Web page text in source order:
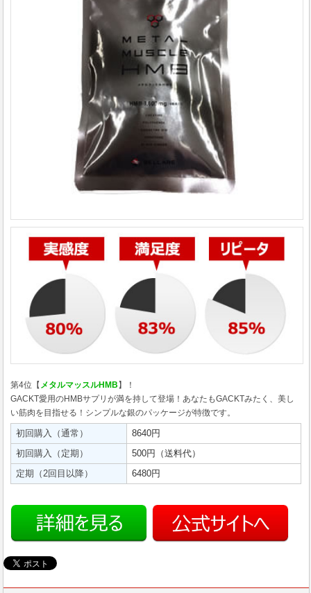
第4位【 メタルマッスルHMB 】！
GACKT愛用のHMBサプリが満を持して登場！あなたもGACKTみたく、美し
い筋肉を目指せる！シンプルな銀のパッケージが特徴です。
初回購入（通常）
8640円
初回購入（定期）
500円（送料代）
定期（2回目以降）
6480円